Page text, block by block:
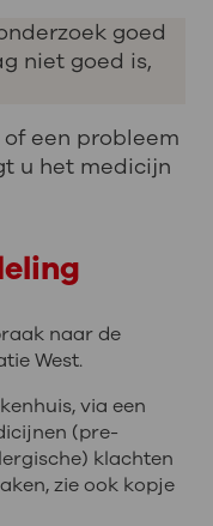
goed
niet goed is,
een probleem
u het medicijn
naar de
West.
via een
(pre-
klachten
zie ook kopje